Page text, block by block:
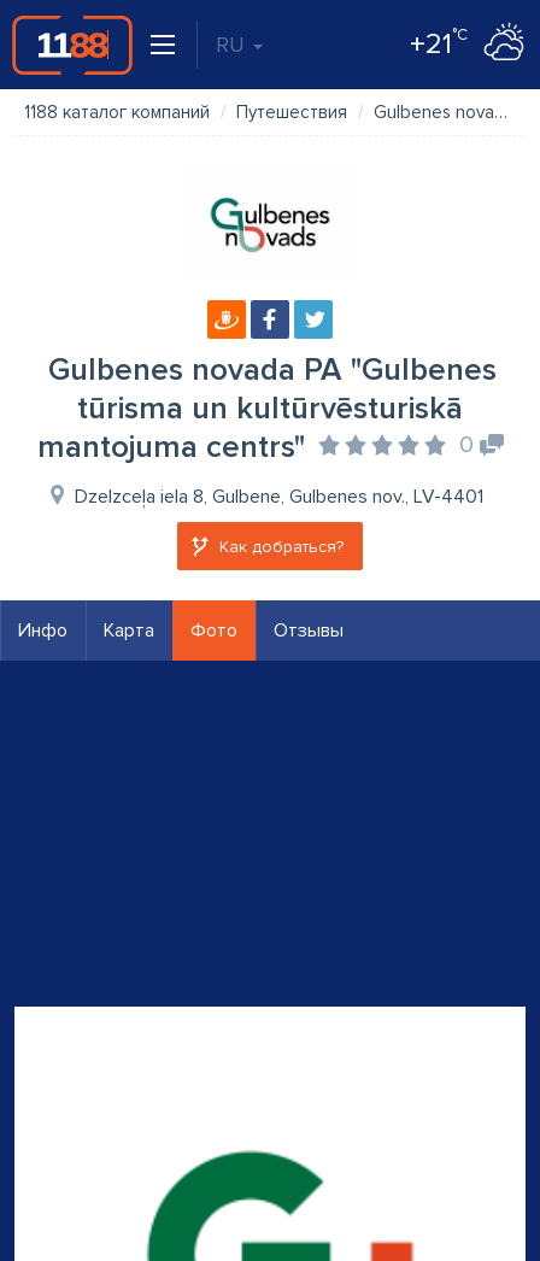
RU +21°C
1188 каталог компаний Путешествия Gulbenes novada PA "Gulbenes tūrisma un kultūrvēsturiskā mantojuma centrs"
Gulbenes novada PA "Gulbenes
tūrisma un kultūrvēsturiskā
mantojuma centrs"
0
Dzelzceļa iela 8, Gulbene, Gulbenes nov., LV-4401
Как добраться?
Инфо Карта Фото Отзывы